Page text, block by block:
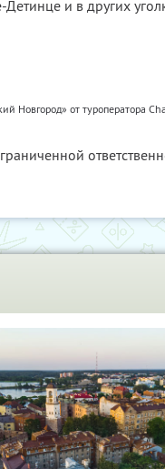
и в других
Новгород» от туроператора